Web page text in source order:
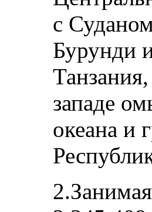
с
Бурунди
западе
океана и